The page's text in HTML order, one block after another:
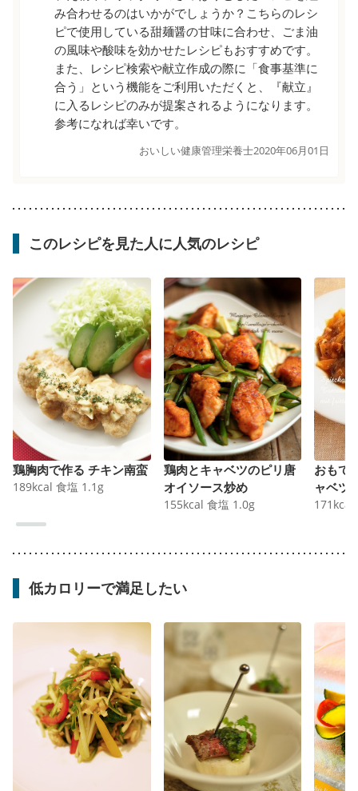
み合わせるのはいかがでしょうか？こちらのレシ
ピで使用している甜麺醤の甘味に合わせ、ごま油
の風味や酸味を効かせたレシピもおすすめです。
また、レシピ検索や献立作成の際に「食事基準に
合う」という機能をご利用いただくと、『献立』
に入るレシピのみが提案されるようになります。
参考になれば幸いです。
おいしい健康管理栄養士2020年06月01日
このレシピを見た人に人気のレシピ
鶏胸肉で作る チキン南蛮
189kcal 食塩 1.1 g
鶏肉とキャベツのピリ唐
オイソース炒め
155kcal 食塩 1.0g
おもて
ャベツ
171 kcal
低カロリーで満足したい